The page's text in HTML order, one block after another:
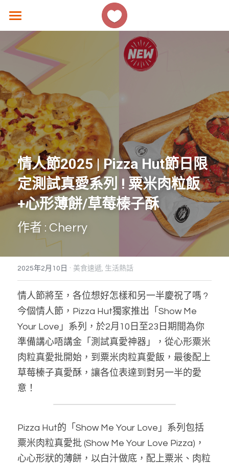
主頁
香港好去處
生活熱話
著數優惠
美食速遞
女生話題
香港故事
撐 ! 小店速報
聯絡
情人節2025 | Pizza Hut節日限
定測試真愛系列 ! 粟米肉粒飯
+心形薄餅/草莓榛子酥
作者 : Cherry
2025年2月10日 · 美食速遞, 生活熱話
情人節將至，各位想好怎樣和另一半慶祝了嗎 ?
今個情人節，Pizza Hut獨家推出「Show Me
Your Love」系列，於2月10日至23日期間為你
準備講心唔講金「測試真愛神器」，從心形粟米
肉粒真愛批開始，到粟米肉粒真愛飯，最後配上
草莓榛子真愛酥，讓各位表達到對另一半的愛
意！
Pizza Hut的「Show Me Your Love」系列包括
粟米肉粒真愛批 (Show Me Your Love Pizza)，
心心形狀的薄餅，以白汁做底，配上粟米、肉粒
商品分類
所有商品分類